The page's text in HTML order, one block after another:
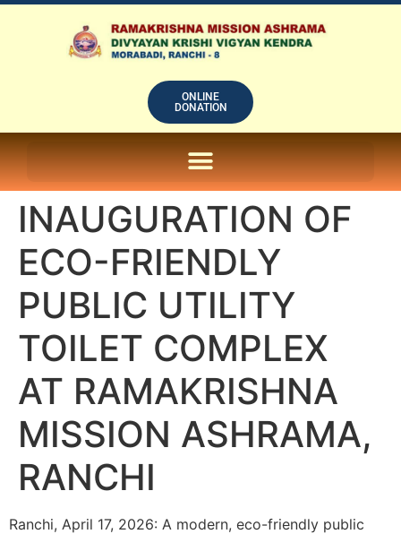
ONLINE
DONATION
INAUGURATION OF
ECO-FRIENDLY
PUBLIC UTILITY
TOILET COMPLEX
AT RAMAKRISHNA
MISSION ASHRAMA,
RANCHI
Ranchi, April 17, 2026: A modern, eco-friendly public